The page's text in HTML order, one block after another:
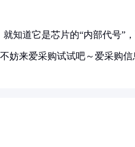
知道它是芯片的“内部代号”
妨来爱采购试试吧～爱采购信